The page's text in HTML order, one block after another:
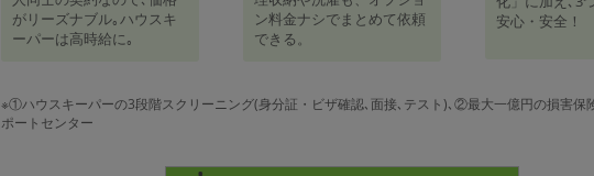
がリーズナブル｡ハウスキ
ーパーは高時給に｡
ン料金ナシでまとめて依頼
できる。
安心・安全！
※①ハウスキーパーの3段階スクリーニング(身分証・ビザ確認､面接､テスト)､②最大一億円の損害保
ポートセンター